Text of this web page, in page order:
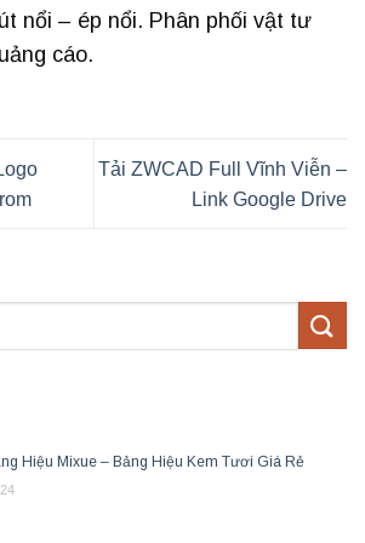
nổi – ép nổi. Phân phối vật tư
cáo.
Tải ZWCAD Full Vĩnh Viễn –
Link Google Drive
Hiệu Mixue – Bảng Hiệu Kem Tươi Giá Rẻ